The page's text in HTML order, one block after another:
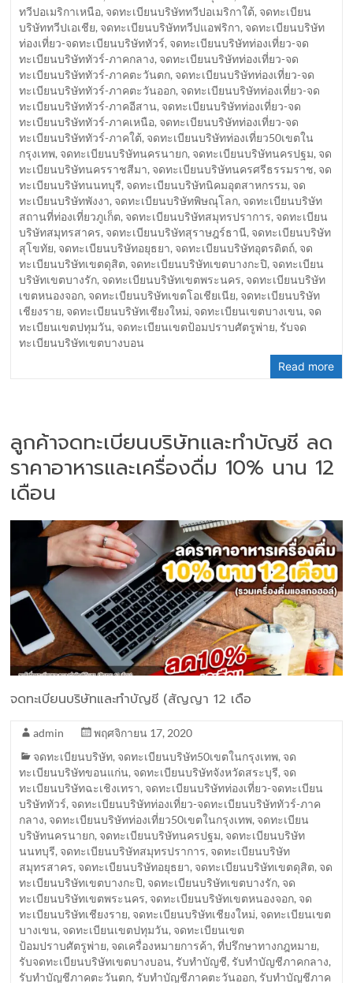
ทวีปอเมริกาเหนือ, จดทะเบียนบริษัททวีปอเมริกาใต้, จดทะเบียน
บริษัททวีปเอเชีย, จดทะเบียนบริษัททวีปแอฟริกา, จดทะเบียนบริษัท
ท่องเที่ยว-จดทะเบียนบริษัททัวร์, จดทะเบียนบริษัทท่องเที่ยว-จด
ทะเบียนบริษัททัวร์-ภาคกลาง, จดทะเบียนบริษัทท่องเที่ยว-จด
ทะเบียนบริษัททัวร์-ภาคตะวันตก, จดทะเบียนบริษัทท่องเที่ยว-จด
ทะเบียนบริษัททัวร์-ภาคตะวันออก, จดทะเบียนบริษัทท่องเที่ยว-จด
ทะเบียนบริษัททัวร์-ภาคอีสาน, จดทะเบียนบริษัทท่องเที่ยว-จด
ทะเบียนบริษัททัวร์-ภาคเหนือ, จดทะเบียนบริษัทท่องเที่ยว-จด
ทะเบียนบริษัททัวร์-ภาคใต้, จดทะเบียนบริษัทท่องเที่ยว50เขตใน
กรุงเทพ, จดทะเบียนบริษัทนครนายก, จดทะเบียนบริษัทนครปฐม, จด
ทะเบียนบริษัทนครราชสีมา, จดทะเบียนบริษัทนครศรีธรรมราช, จด
ทะเบียนบริษัทนนทบุรี, จดทะเบียนบริษัทนิคมอุตสาหกรรม, จด
ทะเบียนบริษัทพังงา, จดทะเบียนบริษัทพิษณุโลก, จดทะเบียนบริษัท
สถานที่ท่องเที่ยวภูเก็ต, จดทะเบียนบริษัทสมุทรปราการ, จดทะเบียน
บริษัทสมุทรสาคร, จดทะเบียนบริษัทสุราษฎร์ธานี, จดทะเบียนบริษัท
สุโขทัย, จดทะเบียนบริษัทอยุธยา, จดทะเบียนบริษัทอุตรดิตถ์, จด
ทะเบียนบริษัทเขตดุสิต, จดทะเบียนบริษัทเขตบางกะปิ, จดทะเบียน
บริษัทเขตบางรัก, จดทะเบียนบริษัทเขตพระนคร, จดทะเบียนบริษัท
เขตหนองจอก, จดทะเบียนบริษัทเขตโอเชียเนีย, จดทะเบียนบริษัท
เชียงราย, จดทะเบียนบริษัทเชียงใหม่, จดทะเบียนเขตบางเขน, จด
ทะเบียนเขตปทุมวัน, จดทะเบียนเขตป้อมปราบศัตรูพ่าย, รับจด
ทะเบียนบริษัทเขตบางบอน
Read more
ลูกค้าจดทะเบียนบริษัทและทำบัญชี ลด
ราคาอาหารและเครื่องดื่ม 10% นาน 12
เดือน
จดทะเบียนบริษัทและทำบัญชี (สัญญา 12 เดือ
admin
พฤศจิกายน 17, 2020
จดทะเบียนบริษัท, จดทะเบียนบริษัท50เขตในกรุงเทพ, จด
ทะเบียนบริษัทขอนแก่น, จดทะเบียนบริษัทจังหวัดสระบุรี, จด
ทะเบียนบริษัทฉะเชิงเทรา, จดทะเบียนบริษัทท่องเที่ยว-จดทะเบียน
บริษัททัวร์, จดทะเบียนบริษัทท่องเที่ยว-จดทะเบียนบริษัททัวร์-ภาค
กลาง, จดทะเบียนบริษัทท่องเที่ยว50เขตในกรุงเทพ, จดทะเบียน
บริษัทนครนายก, จดทะเบียนบริษัทนครปฐม, จดทะเบียนบริษัท
นนทบุรี, จดทะเบียนบริษัทสมุทรปราการ, จดทะเบียนบริษัท
สมุทรสาคร, จดทะเบียนบริษัทอยุธยา, จดทะเบียนบริษัทเขตดุสิต, จด
ทะเบียนบริษัทเขตบางกะปิ, จดทะเบียนบริษัทเขตบางรัก, จด
ทะเบียนบริษัทเขตพระนคร, จดทะเบียนบริษัทเขตหนองจอก, จด
ทะเบียนบริษัทเชียงราย, จดทะเบียนบริษัทเชียงใหม่, จดทะเบียนเขต
บางเขน, จดทะเบียนเขตปทุมวัน, จดทะเบียนเขต
ป้อมปราบศัตรูพ่าย, จดเครื่องหมายการค้า,ที่ปรึกษาทางกฎหมาย,
รับจดทะเบียนบริษัทเขตบางบอน, รับทำบัญชี, รับทำบัญชีภาคกลาง,
รับทำบัญชีภาคตะวันตก, รับทำบัญชีภาคตะวันออก, รับทำบัญชีภาค